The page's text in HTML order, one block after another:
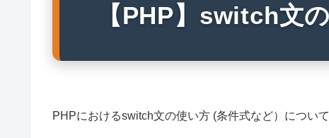
【PHP】switch文
PHPにおけるswitch文の使い方 (条件式など）について